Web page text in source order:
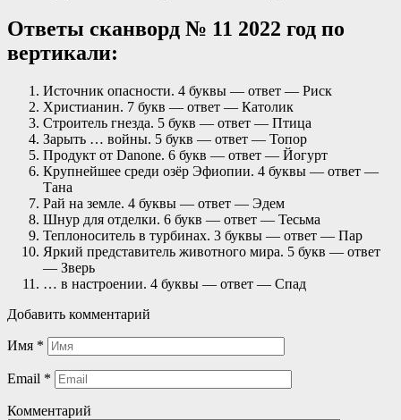
Ответы сканворд № 11 2022 год по
вертикали:
Источник опасности. 4 буквы — ответ — Риск
Христианин. 7 букв — ответ — Католик
Строитель гнезда. 5 букв — ответ — Птица
Зарыть … войны. 5 букв — ответ — Топор
Продукт от Danone. 6 букв — ответ — Йогурт
Крупнейшее среди озёр Эфиопии. 4 буквы — ответ —
Тана
Рай на земле. 4 буквы — ответ — Эдем
Шнур для отделки. 6 букв — ответ — Тесьма
Теплоноситель в турбинах. 3 буквы — ответ — Пар
Яркий представитель животного мира. 5 букв — ответ
— Зверь
… в настроении. 4 буквы — ответ — Спад
Добавить комментарий
Имя *
Email *
Комментарий